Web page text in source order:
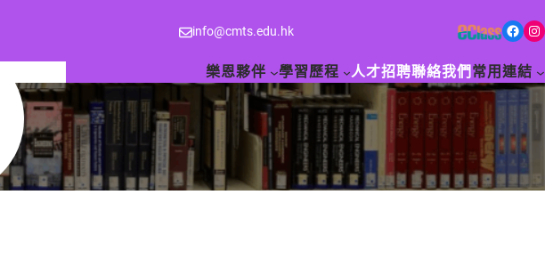
info@cmts.edu.hk Facebook Instagram
樂恩夥伴 學習歷程 人才招聘聯絡我們 常用連結